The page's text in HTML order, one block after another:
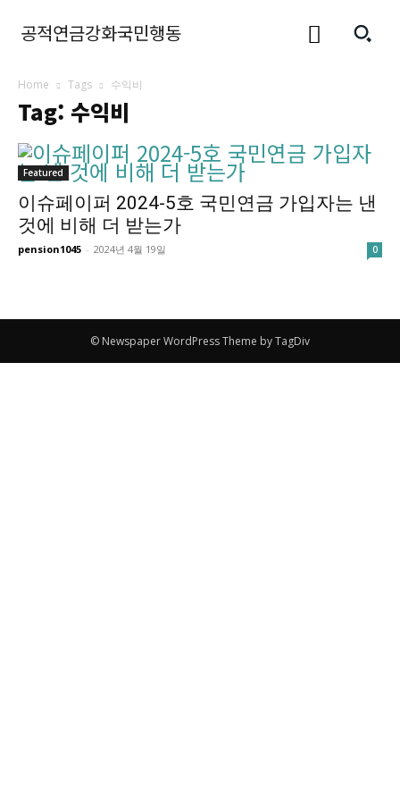
공적연금강화국민행동
Home Tags 수익비
Tag: 수익비
Featured
이슈페이퍼 2024-5호 국민연금 가입자는 낸
것에 비해 더 받는가
pension1045 - 2024년 4월 19일 0
© Newspaper WordPress Theme by TagDiv